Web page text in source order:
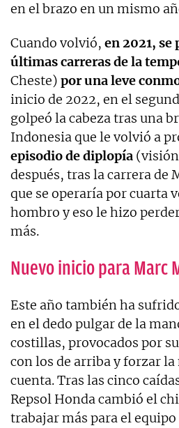
en el brazo en un mismo
Cuando volvió, en 2021, se
últimas carreras de la
Cheste) por una leve
inicio de 2022, en el
golpeó la cabeza tras una
Indonesia que le volvió a
episodio de diplopía
después, tras la carrera de
que se operaría por cuarta
hombro y eso le hizo
más.
Nuevo inicio para Marc
Este año también ha
en el dedo pulgar de la
costillas, provocados por
con los de arriba y forzar la
cuenta. Tras las cinco
Repsol Honda cambió el
trabajar más para el